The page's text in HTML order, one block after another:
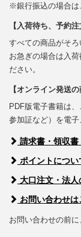
※銀行振込の場合は
【入荷待ち、予約
すべての商品がそろ
お急ぎの場合は入
ださい。
【オンライン発送の
PDF版電子書籍は
参加証など）を電子
請求書・領収
ポイントについ
大口注文・法
お問い合わせは
お問い合わせの前に